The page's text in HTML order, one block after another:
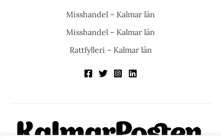
Misshandel – Kalmar län
Misshandel – Kalmar län
Rattfylleri – Kalmar län